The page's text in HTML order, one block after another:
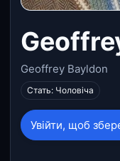
Geoffrey Bayldon
Стать: Чоловіча
Увійти, щоб